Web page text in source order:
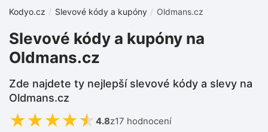
Kodyo.cz Slevové kódy a kupóny Oldmans.cz
Slevové kódy a kupóny na
Oldmans.cz
Zde najdete ty nejlepší slevové kódy a slevy na
Oldmans.cz
★★★★★ 4.8z17 hodnocení